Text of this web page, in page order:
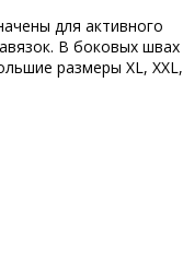
для активного
В боковых швах
размеры XL, XXL,